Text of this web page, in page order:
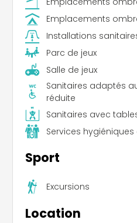
Emplacements
Installations
Parc de jeux
Salle de jeux
Sanitaires adaptés
réduite
Sanitaires avec
Services
Sport
Excursions
Location